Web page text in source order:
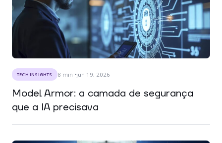
TECH INSIGHTS 8 min jun 19, 2026
Model Armor: a camada de segurança
que a IA precisava